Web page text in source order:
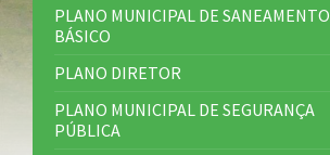
PLANO MUNICIPAL DE SANEAMENTO
BÁSICO
PLANO DIRETOR
PLANO MUNICIPAL DE SEGURANÇA
PÚBLICA